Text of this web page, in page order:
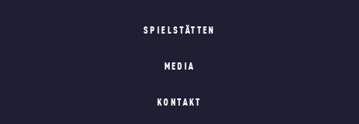
SPIELSTÄTTEN
MEDIA
KONTAKT